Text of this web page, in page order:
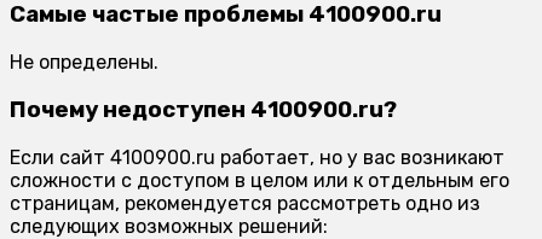
Самые частые проблемы 4100900.ru
Не определены.
Почему недоступен 4100900.ru?
Если сайт 4100900.ru работает, но у вас возникают
сложности с доступом в целом или к отдельным его
страницам, рекомендуется рассмотреть одно из
следующих возможных решений: